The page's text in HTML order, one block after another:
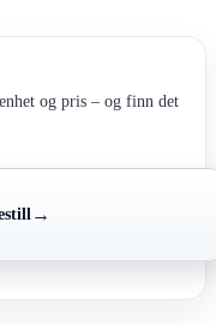
og pris – og finn det
→